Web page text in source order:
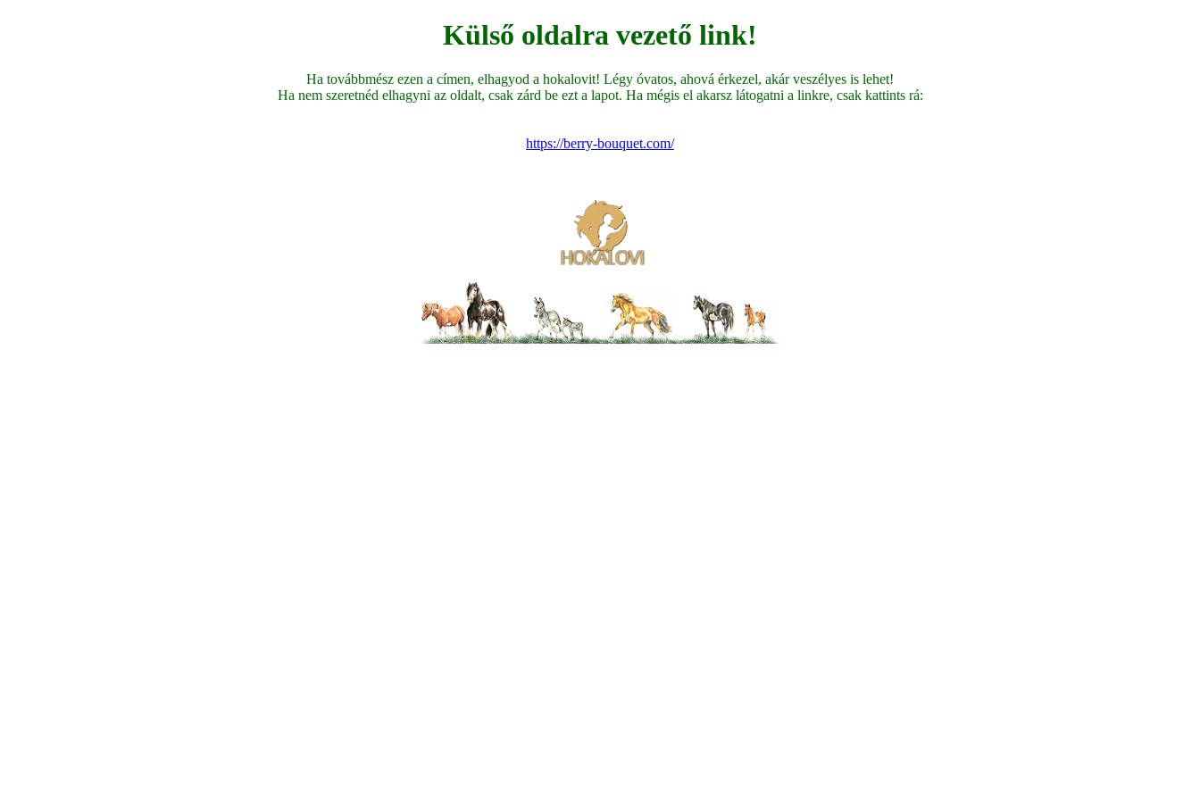
Külső oldalra vezető link!
Ha továbbmész ezen a címen, elhagyod a hokalovit! Légy óvatos, ahová érkezel, akár veszélyes is lehet!
Ha nem szeretnéd elhagyni az oldalt, csak zárd be ezt a lapot. Ha mégis el akarsz látogatni a linkre, csak kattints rá:
https://berry-bouquet.com/